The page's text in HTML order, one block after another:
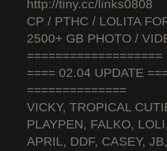
http://tiny.cc/links0808
CP / PTHC / LOLITA
2500+ GB PHOTO /
===================
==== 02.04 UPDATE
==============
VICKY, TROPICAL
PLAYPEN, FALKO,
APRIL, DDF, CASEY,